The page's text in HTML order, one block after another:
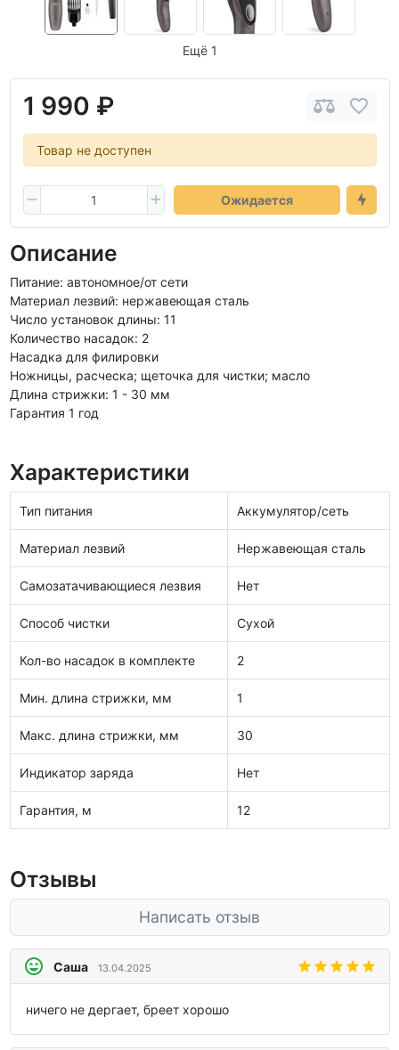
Ещё 1
1 990 ₽
Товар не доступен
Ожидается
Описание
Питание: автономное/от сети
Материал лезвий: нержавеющая сталь
Число установок длины: 11
Количество насадок: 2
Насадка для филировки
Ножницы, расческа; щеточка для чистки; масло
Длина стрижки: 1 - 30 мм
Гарантия 1 год
Характеристики
Тип питания Аккумулятор/сеть
Материал лезвий Нержавеющая сталь
Самозатачивающиеся лезвия Нет
Способ чистки Сухой
Кол-во насадок в комплекте 2
Мин. длина стрижки, мм 1
Макс. длина стрижки, мм 30
Индикатор заряда Нет
Гарантия, м 12
Отзывы
Написать отзыв
Саша 13.04.2025
ничего не дергает, бреет хорошо